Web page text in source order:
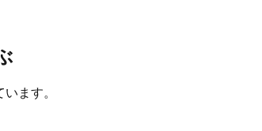
ます。